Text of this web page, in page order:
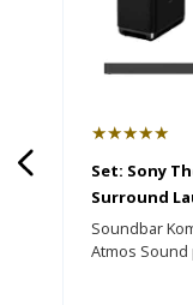
★★★★★
Set: Sony
Surround
SW5
Soundbar
Atmos